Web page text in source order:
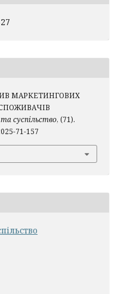
МАРКЕТИНГОВИХ
суспільство, (71).
71-157